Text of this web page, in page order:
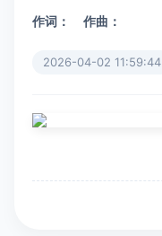
作词： 作曲：
2026-04-02 11:59:44